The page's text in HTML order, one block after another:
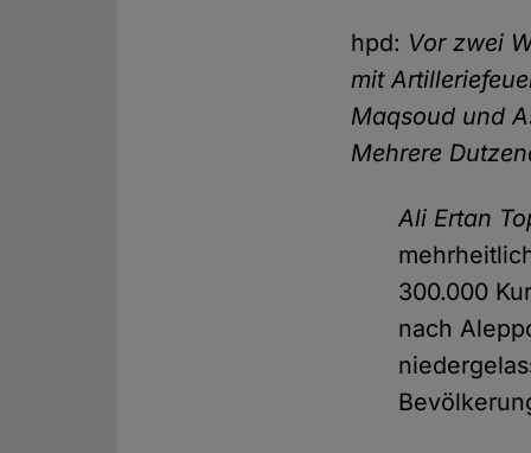
hpd: Vor zwei
mit
Maqsoud und
Mehrere
Ali Ertan
300.000
nach